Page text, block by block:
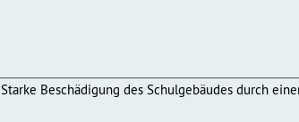
Starke Beschädigung des Schulgebäudes durch